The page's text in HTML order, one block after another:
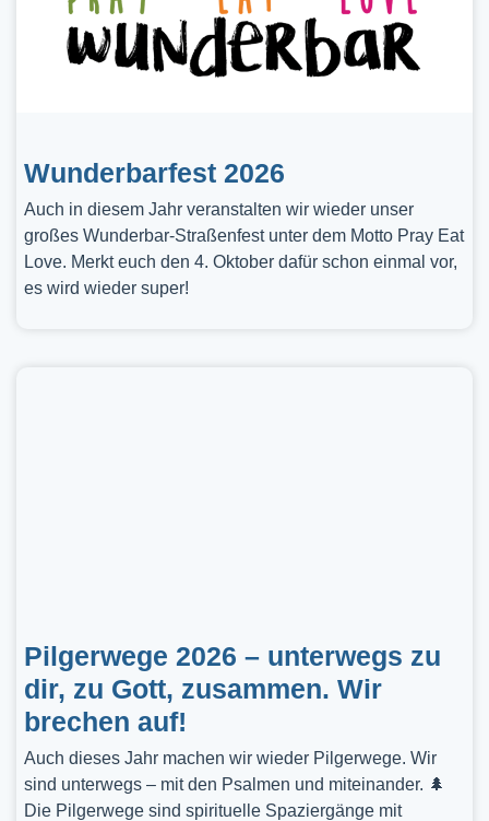
Wunderbarfest 2026
Auch in diesem Jahr veranstalten wir wieder unser
großes Wunderbar-Straßenfest unter dem Motto Pray Eat
Love. Merkt euch den 4. Oktober dafür schon einmal vor,
es wird wieder super!
Pilgerwege 2026 – unterwegs zu
dir, zu Gott, zusammen. Wir
brechen auf!
Auch dieses Jahr machen wir wieder Pilgerwege. Wir
sind unterwegs – mit den Psalmen und miteinander. 🌲
Die Pilgerwege sind spirituelle Spaziergänge mit